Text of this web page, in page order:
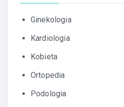
Ginekologia
Kardiologia
Kobieta
Ortopedia
Podologia